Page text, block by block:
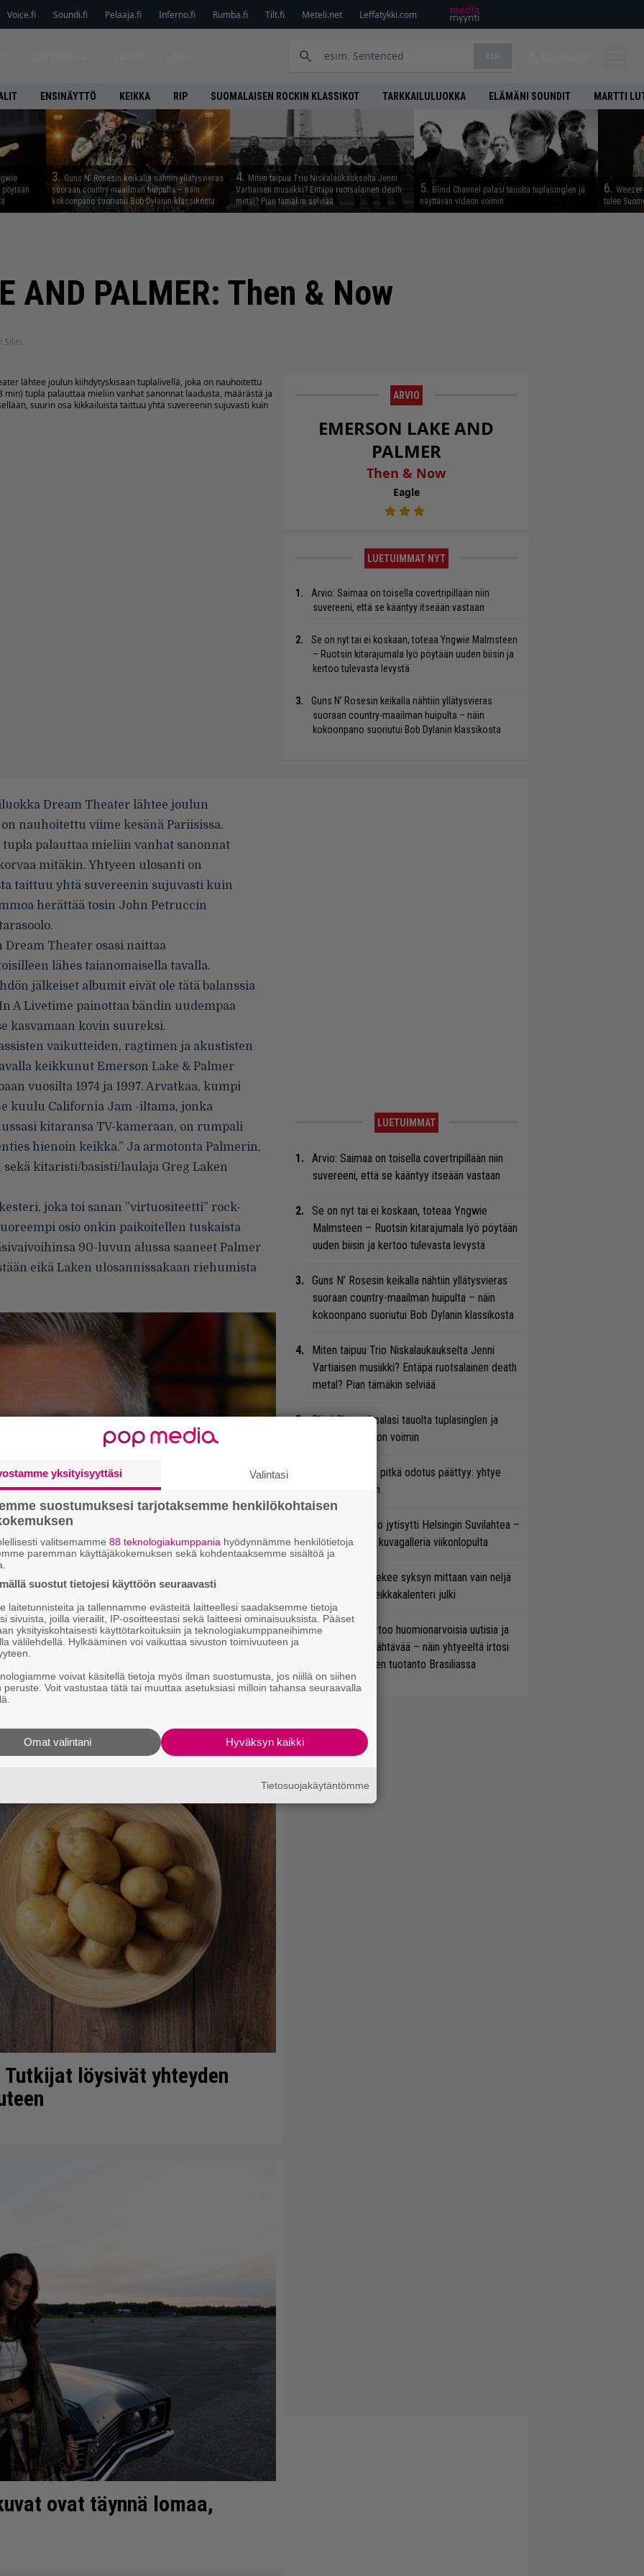
Voice.fi Soundi.fi Pelaaja.fi Inferno.fi Rumba.fi Tilt.fi Meteli.net Leffatykki.com
ENSINÄYTTÖ KEIKKA RIP SUOMALAISEN ROCKIN KLASSIKOT TARKKAILULUOKKA ELÄMÄNI SOUNDIT MARTTI
3. Guns N’ Rosesin keikalla nähtiin yllätysvieras
suoraan country-maailman huipulta – näin
kokoonpano suoriutui Bob Dylanin klassikosta
4. Miten taipuu Trio Niskalaukaukselta Jenni
Vartiaisen musiikki? Entäpä ruotsalainen death
metal? Pian tämäkin selviää
5. Blind Channel palasi tauolta tuplasinglen ja
näyttävän videon voimin
6.
tulee
AND PALMER: Then & Now
Silas.
lähtee joulun kiihdytyskisaan tuplalivellä, joka on nauhoitettu
min) tupla palauttaa mieliin vanhat sanonnat laadusta, määrästä ja
suurin osa kikkailuista taittuu yhtä suvereenin sujuvasti kuin
ARVIO
EMERSON LAKE AND
PALMER
Then & Now
Eagle
LUETUIMMAT NYT
Arvio: Saimaa on toisella covertripillään niin
suvereeni, että se kääntyy itseään vastaan
Se on nyt tai ei koskaan, toteaa Yngwie Malmsteen
– Ruotsin kitarajumala lyö pöytään uuden biisin ja
kertoo tulevasta levystä
Guns N’ Rosesin keikalla nähtiin yllätysvieras
suoraan country-maailman huipulta – näin
kokoonpano suoriutui Bob Dylanin klassikosta
Dream Theater lähtee joulun
nauhoitettu viime kesänä Pariisissa.
palauttaa mieliin vanhat sanonnat
mitäkin. Yhtyeen ulosanti on
taittuu yhtä suvereenin sujuvasti kuin
herättää tosin John Petruccin
Theater osasi naittaa
lähes taianomaisella tavalla.
jälkeiset albumit eivät ole tätä balanssia
A Livetime painottaa bändin uudempaa
kasvamaan kovin suureksi.
vaikutteiden, ragtimen ja akustisten
keikkunut Emerson Lake & Palmer
vuosilta 1974 ja 1997. Arvatkaa, kumpi
kuulu California Jam -iltama, jonka
kitaransa TV-kameraan, on rumpali
hienoin keikka.” Ja armotonta Palmerin,
kitaristi/basisti/laulaja Greg Laken
joka toi sanan ”virtuositeetti” rock-
osio onkin paikoitellen tuskaista
90-luvun alussa saaneet Palmer
eikä Laken ulosannissakaan riehumista
yhteen – ”Minun
löysivät yhteyden
ovat täynnä lomaa,
LUETUIMMAT
Arvio: Saimaa on toisella covertripillään niin
suvereeni, että se kääntyy itseään vastaan
Se on nyt tai ei koskaan, toteaa Yngwie
Malmsteen – Ruotsin kitarajumala lyö pöytään
uuden biisin ja kertoo tulevasta levystä
Guns N’ Rosesin keikalla nähtiin yllätysvieras
suoraan country-maailman huipulta – näin
kokoonpano suoriutui Bob Dylanin klassikosta
Miten taipuu Trio Niskalaukaukselta Jenni
Vartiaisen musiikki? Entäpä ruotsalainen death
metal? Pian tämäkin selviää
Blind Channel palasi tauolta tuplasinglen ja
näyttävän videon voimin
Weezer-fanien pitkä odotus päättyy: yhtye
tulee Suomeen
Jytäkesä Go-Go jytisytti Helsingin Suvilahtea –
Katso hulppea kuvagalleria viikonlopulta
Jarkko Ahola tekee syksyn mittaan vain neljä
konserttia – keikkakalenteri julki
Linkin Park kertoo huomionarvoisia uutisia ja
tarjoaa uutta nähtävää – näin yhtyeeltä irtosi
Meteora-aikojen tuotanto Brasiliassa
yksityisyyttäsi Valintasi
suostumuksesi tarjotaksemme henkilökohtaisen
valitsemamme 88 teknologiakumppania hyödynnämme henkilötietoja
paremman käyttäjäkokemuksen sekä kohdentaaksemme sisältöä ja
suostut tietojesi käyttöön seuraavasti
laitetunnisteita ja tallennamme evästeitä laitteellesi saadaksemme tietoja
sivuista, joilla vierailit, IP-osoitteestasi sekä laitteesi ominaisuuksista. Pääset
yksityiskohtaisesti käyttötarkoituksiin ja teknologiakumppaneihimme
välilehdellä. Hylkääminen voi vaikuttaa sivuston toimivuuteen ja
voivat käsitellä tietoja myös ilman suostumusta, jos niillä on siihen
peruste. Voit vastustaa tätä tai muuttaa asetuksiasi milloin tahansa seuraavalla
Hyväksyn kaikki
Omat valintani
Tietosuojakäytäntömme